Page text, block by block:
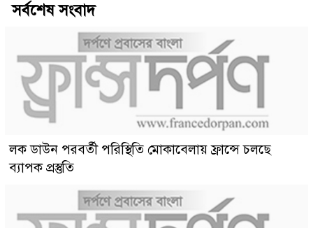
সর্বশেষ সংবাদ
লক ডাউন পরবর্তী পরিস্থিতি মোকাবেলায় ফ্রান্সে চলছে
ব্যাপক প্রস্তুতি